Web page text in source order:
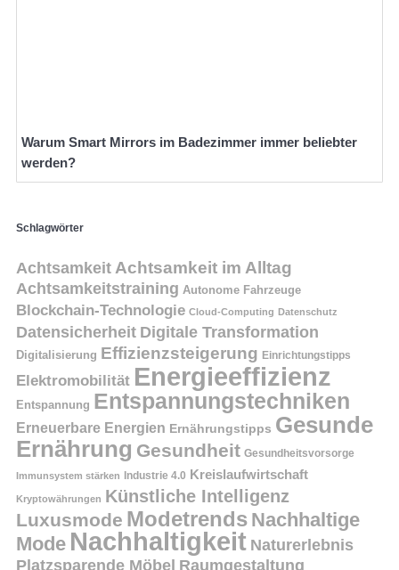
Warum Smart Mirrors im Badezimmer immer beliebter
werden?
Schlagwörter
AchtsamkeitAchtsamkeit im Alltag
Achtsamkeitstraining Autonome Fahrzeuge
Blockchain-Technologie Cloud-Computing Datenschutz
Datensicherheit Digitale Transformation
Digitalisierung Effizienzsteigerung Einrichtungstipps
Elektromobilität Energieeffizienz
Entspannung Entspannungstechniken
Erneuerbare Energien Ernährungstipps Gesunde
Ernährung Gesundheit Gesundheitsvorsorge
Immunsystem stärken Industrie 4.0 Kreislaufwirtschaft
Kryptowährungen Künstliche Intelligenz
Luxusmode Modetrends Nachhaltige
Mode Nachhaltigkeit Naturerlebnis
Platzsparende Möbel Raumgestaltung